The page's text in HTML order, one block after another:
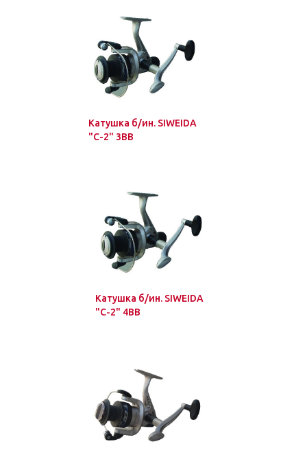
Катушка б/ин. SIWEIDA
"C-2" 3BB
Катушка б/ин. SIWEIDA
"C-2" 4BB